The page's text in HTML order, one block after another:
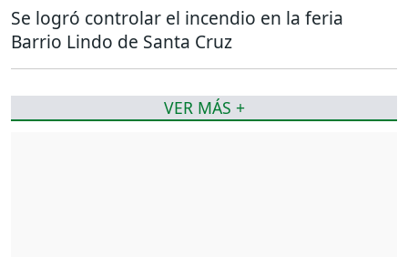
Se logró controlar el incendio en la feria
Barrio Lindo de Santa Cruz
VER MÁS +